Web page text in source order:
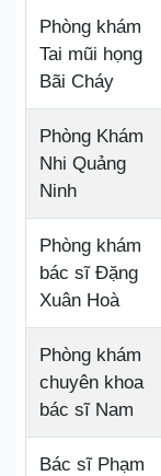
Phòng khám
Tai mũi họng
Bãi Cháy
Phòng Khám
Nhi Quảng
Ninh
Phòng khám
bác sĩ Đặng
Xuân Hoà
Phòng khám
chuyên khoa
bác sĩ Nam
Bác sĩ Phạm